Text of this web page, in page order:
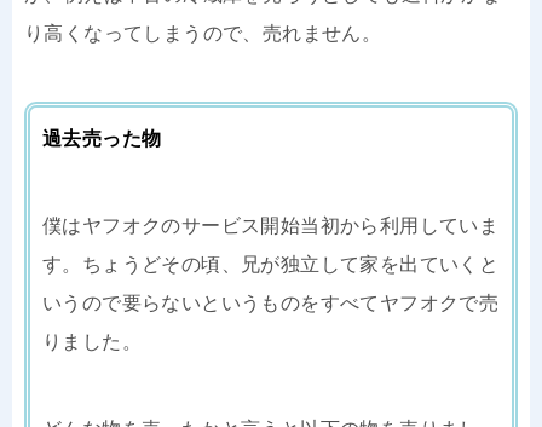
り高くなってしまうので、売れません。
過去売った物
僕はヤフオクのサービス開始当初から利用していま
す。ちょうどその頃、兄が独立して家を出ていくと
いうので要らないというものをすべてヤフオクで売
りました。